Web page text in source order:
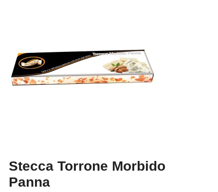
Stecca Torrone Morbido
Panna